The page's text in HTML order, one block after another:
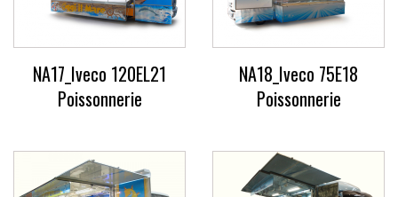
NA17_Iveco 120EL21
Poissonnerie
NA18_Iveco 75E18
Poissonnerie